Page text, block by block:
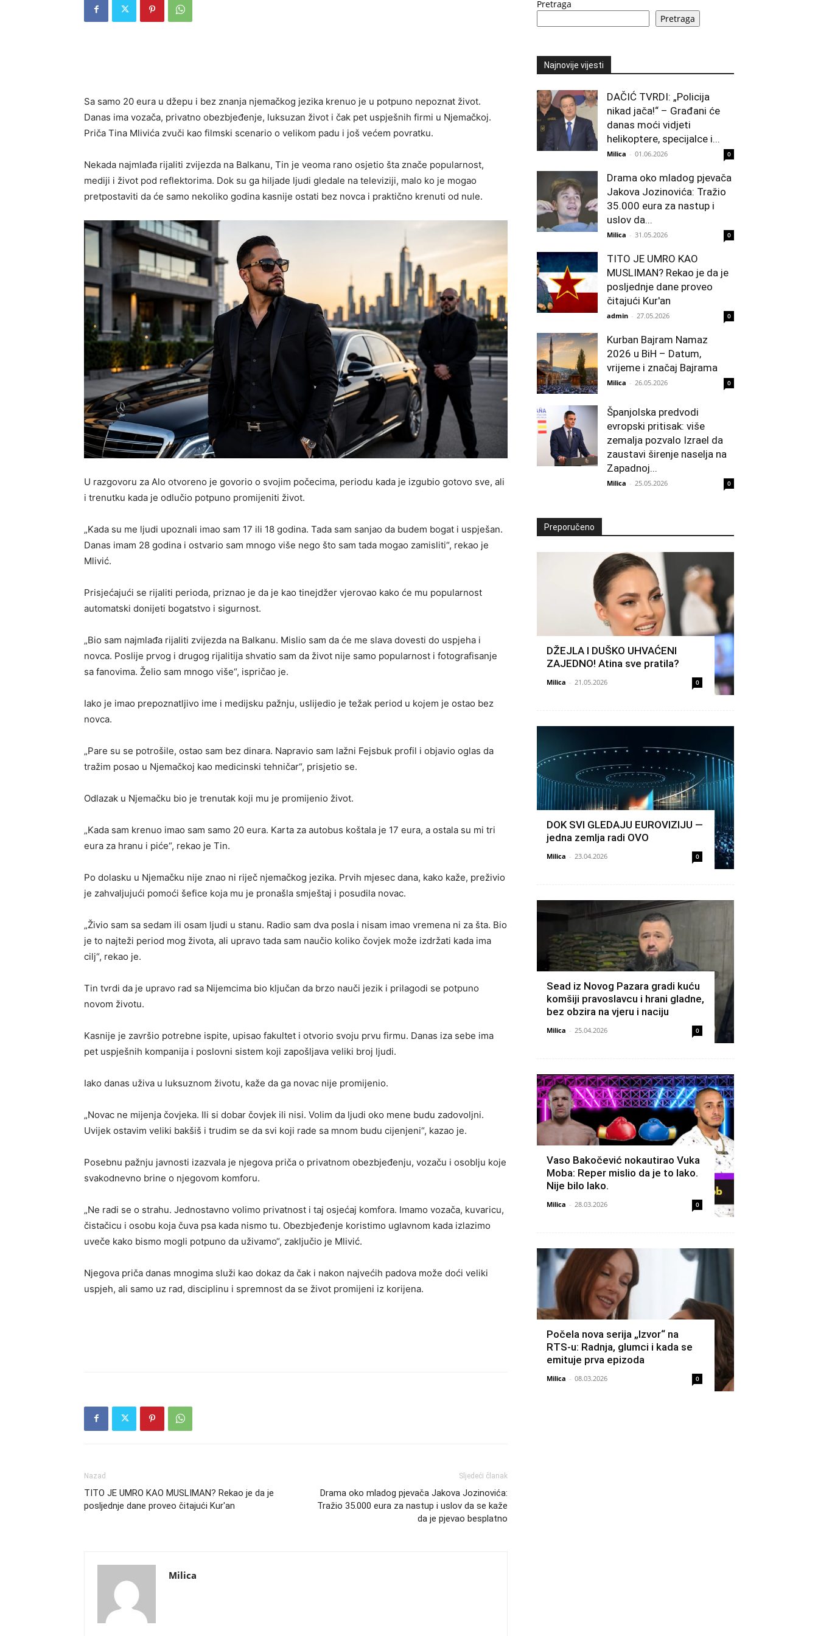
Sa samo 20 eura u džepu i bez znanja njemačkog jezika krenuo je u potpuno nepoznat život.
Danas ima vozača, privatno obezbjeđenje, luksuzan život i čak pet uspješnih firmi u Njemačkoj.
Priča Tina Mlivića zvuči kao filmski scenario o velikom padu i još većem povratku.
Nekada najmlađa rijaliti zvijezda na Balkanu, Tin je veoma rano osjetio šta znače popularnost,
mediji i život pod reflektorima. Dok su ga hiljade ljudi gledale na televiziji, malo ko je mogao
pretpostaviti da će samo nekoliko godina kasnije ostati bez novca i praktično krenuti od nule.
U razgovoru za Alo otvoreno je govorio o svojim počecima, periodu kada je izgubio gotovo sve, ali
i trenutku kada je odlučio potpuno promijeniti život.
„Kada su me ljudi upoznali imao sam 17 ili 18 godina. Tada sam sanjao da budem bogat i uspješan.
Danas imam 28 godina i ostvario sam mnogo više nego što sam tada mogao zamisliti“, rekao je
Mlivić.
Prisjećajući se rijaliti perioda, priznao je da je kao tinejdžer vjerovao kako će mu popularnost
automatski donijeti bogatstvo i sigurnost.
„Bio sam najmlađa rijaliti zvijezda na Balkanu. Mislio sam da će me slava dovesti do uspjeha i
novca. Poslije prvog i drugog rijalitija shvatio sam da život nije samo popularnost i fotografisanje
sa fanovima. Želio sam mnogo više“, ispričao je.
Iako je imao prepoznatljivo ime i medijsku pažnju, uslijedio je težak period u kojem je ostao bez
novca.
„Pare su se potrošile, ostao sam bez dinara. Napravio sam lažni Fejsbuk profil i objavio oglas da
tražim posao u Njemačkoj kao medicinski tehničar“, prisjetio se.
Odlazak u Njemačku bio je trenutak koji mu je promijenio život.
„Kada sam krenuo imao sam samo 20 eura. Karta za autobus koštala je 17 eura, a ostala su mi tri
eura za hranu i piće“, rekao je Tin.
Po dolasku u Njemačku nije znao ni riječ njemačkog jezika. Prvih mjesec dana, kako kaže, preživio
je zahvaljujući pomoći šefice koja mu je pronašla smještaj i posudila novac.
„Živio sam sa sedam ili osam ljudi u stanu. Radio sam dva posla i nisam imao vremena ni za šta. Bio
je to najteži period mog života, ali upravo tada sam naučio koliko čovjek može izdržati kada ima
cilj“, rekao je.
Tin tvrdi da je upravo rad sa Nijemcima bio ključan da brzo nauči jezik i prilagodi se potpuno
novom životu.
Kasnije je završio potrebne ispite, upisao fakultet i otvorio svoju prvu firmu. Danas iza sebe ima
pet uspješnih kompanija i poslovni sistem koji zapošljava veliki broj ljudi.
Iako danas uživa u luksuznom životu, kaže da ga novac nije promijenio.
„Novac ne mijenja čovjeka. Ili si dobar čovjek ili nisi. Volim da ljudi oko mene budu zadovoljni.
Uvijek ostavim veliki bakšiš i trudim se da svi koji rade sa mnom budu cijenjeni“, kazao je.
Posebnu pažnju javnosti izazvala je njegova priča o privatnom obezbjeđenju, vozaču i osoblju koje
svakodnevno brine o njegovom komforu.
„Ne radi se o strahu. Jednostavno volimo privatnost i taj osjećaj komfora. Imamo vozača, kuvaricu,
čistačicu i osobu koja čuva psa kada nismo tu. Obezbjeđenje koristimo uglavnom kada izlazimo
uveče kako bismo mogli potpuno da uživamo“, zaključio je Mlivić.
Njegova priča danas mnogima služi kao dokaz da čak i nakon najvećih padova može doći veliki
uspjeh, ali samo uz rad, disciplinu i spremnost da se život promijeni iz korijena.
Nazad
TITO JE UMRO KAO MUSLIMAN? Rekao je da je
posljednje dane proveo čitajući Kur'an
Sljedeći članak
Drama oko mladog pjevača Jakova Jozinovića:
Tražio 35.000 eura za nastup i uslov da se kaže
da je pjevao besplatno
Milica
Pretraga
Pretraga
Najnovije vijesti
DAČIĆ TVRDI: „Policija
nikad jača!“ – Građani će
danas moći vidjeti
helikoptere, specijalce i...
Milica - 01.06.2026 0
Drama oko mladog pjevača
Jakova Jozinovića: Tražio
35.000 eura za nastup i
uslov da...
Milica - 31.05.2026 0
TITO JE UMRO KAO
MUSLIMAN? Rekao je da je
posljednje dane proveo
čitajući Kur'an
admin - 27.05.2026 0
Kurban Bajram Namaz
2026 u BiH – Datum,
vrijeme i značaj Bajrama
Milica - 26.05.2026 0
Španjolska predvodi
evropski pritisak: više
zemalja pozvalo Izrael da
zaustavi širenje naselja na
Zapadnoj...
Milica - 25.05.2026 0
Preporučeno
DŽEJLA I DUŠKO UHVAĆENI
ZAJEDNO! Atina sve pratila?
Milica - 21.05.2026 0
DOK SVI GLEDAJU EUROVIZIJU —
jedna zemlja radi OVO
Milica - 23.04.2026 0
Sead iz Novog Pazara gradi kuću
komšiji pravoslavcu i hrani gladne,
bez obzira na vjeru i naciju
Milica - 25.04.2026 0
Vaso Bakočević nokautirao Vuka
Moba: Reper mislio da je to lako.
Nije bilo lako.
Milica - 28.03.2026 0
Počela nova serija „Izvor“ na
RTS-u: Radnja, glumci i kada se
emituje prva epizoda
Milica - 08.03.2026 0